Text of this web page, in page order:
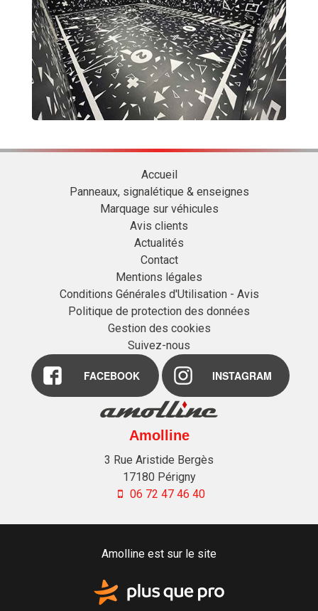
Accueil
Panneaux, signalétique & enseignes
Marquage sur véhicules
Avis clients
Actualités
Contact
Mentions légales
Conditions Générales d'Utilisation - Avis
Politique de protection des données
Gestion des cookies
Suivez-nous
FACEBOOK INSTAGRAM
Amolline
3 Rue Aristide Bergès
17180 Périgny
06 72 47 46 40
Amolline est sur le site